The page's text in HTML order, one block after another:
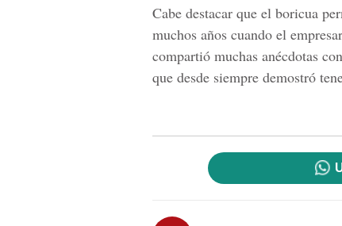
Cabe destacar que el boricua
muchos años cuando el
compartió muchas anécdotas
que desde siempre demostró